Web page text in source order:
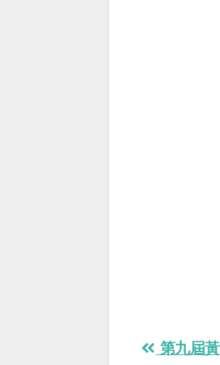
Post第九屆